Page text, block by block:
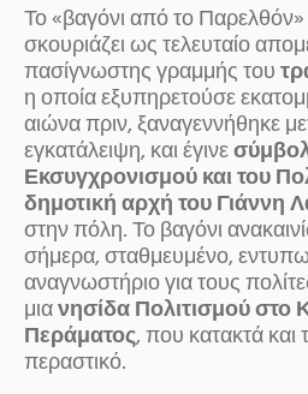
Το «βαγόνι από το Παρελθόν»
σκουριάζει ως τελευταίο
πασίγνωστης γραμμής του
η οποία εξυπηρετούσε
αιώνα πριν, ξαναγεννήθηκε
εγκατάλειψη, και έγινε
Εκσυγχρονισμού και του
δημοτική αρχή του Γιάννη
στην πόλη. Το βαγόνι
σήμερα, σταθμευμένο,
αναγνωστήριο για τους
μιανησίδα Πολιτισμού στο
Περάματος, που κατακτά και
περαστικό.